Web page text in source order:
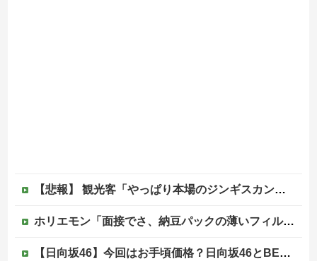
【悲報】 観光客「やっぱり本場のジンギスカンは美味い！」道民ワイ「ぷっｗｗｗｗ」
ホリエモン「面接でさ、納豆パックの薄いフィルムって何のために入っていの？って聞くわけ」
【日向坂46】今回はお手頃価格？日向坂46とBEAMSのコラボが決定！！